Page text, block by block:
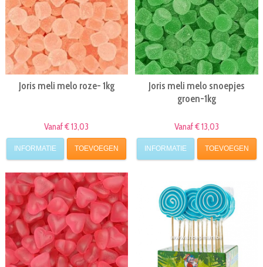
Joris meli melo roze- 1kg
Vanaf € 13,03
INFORMATIE TOEVOEGEN
Joris meli melo snoepjes
groen-1kg
Vanaf € 13,03
INFORMATIE TOEVOEGEN